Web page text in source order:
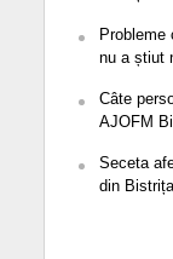
Probleme
nu a știut
Câte
AJOFM
Seceta
din